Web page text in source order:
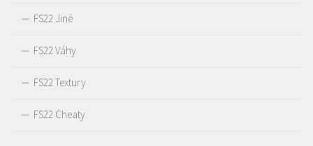
FS22 Jiné
FS22 Váhy
FS22 Textury
FS22 Cheaty